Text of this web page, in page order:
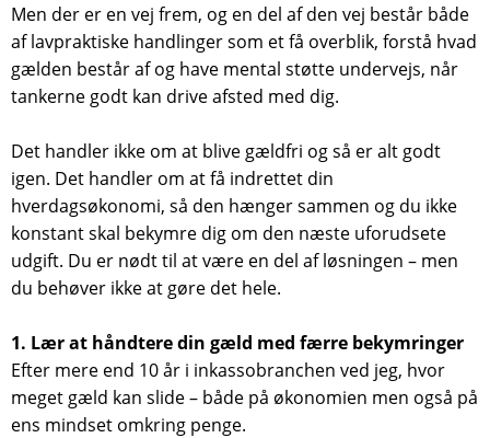
Men der er en vej frem, og en del af den vej består både
af lavpraktiske handlinger som et få overblik, forstå hvad
gælden består af og have mental støtte undervejs, når
tankerne godt kan drive afsted med dig.
Det handler ikke om at blive gældfri og så er alt godt
igen. Det handler om at få indrettet din
hverdagsøkonomi, så den hænger sammen og du ikke
konstant skal bekymre dig om den næste uforudsete
udgift. Du er nødt til at være en del af løsningen – men
du behøver ikke at gøre det hele.
1. Lær at håndtere din gæld med færre bekymringer
Efter mere end 10 år i inkassobranchen ved jeg, hvor
meget gæld kan slide – både på økonomien men også på
ens mindset omkring penge.